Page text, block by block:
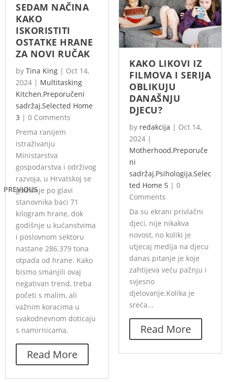
PREVIOUS
SEDAM NAČINA
KAKO
ISKORISTITI
OSTATKE HRANE
ZA NOVI RUČAK
by Tina King | Oct 14,
2024 | Multitasking
Kitchen,Preporučeni
sadržaj,Selected Home
3 | 0 Comments
Prema ranijem
istraživanju
Ministarstva
gospodarstva i održivog
razvoja, u Hrvatskoj se
godišnje po glavi
stanovnika baci 71
kilogram hrane, dok
godišnje u kućanstvima
i poslovnom sektoru
nastane 286.379 tona
otpada od hrane. Kako
bismo smanjili ovaj
negativan trend, treba
početi s malim, ali
važnim koracima u
svakodnevnom doticaju
s namirnicama.
Read More
KAKO LIKOVI IZ
FILMOVA I SERIJA
OBLIKUJU
DANAŠNJU
DJECU?
by redakcija | Oct 14,
2024 |
Motherhood,Preporuče
ni
sadržaj,Psihologija,Selec
ted Home 5 | 0
Comments
Da su ekrani privlačni
djeci, nije nikakva
novost, no koliki je
utjecaj medija na djecu
danas pitanje je koje
zahtijeva veću pažnju i
svjesno
djelovanje.Kolika je
sreća...
Read More